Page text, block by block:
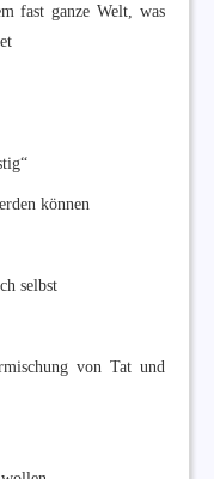
fast ganze Welt, was
können
selbst
von Tat und